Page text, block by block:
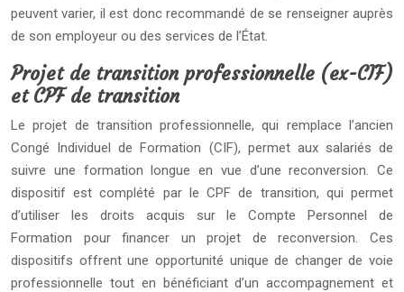
peuvent varier, il est donc recommandé de se renseigner auprès
de son employeur ou des services de l’État.
Projet de transition professionnelle (ex-CIF)
et CPF de transition
Le projet de transition professionnelle, qui remplace l’ancien
Congé Individuel de Formation (CIF), permet aux salariés de
suivre une formation longue en vue d’une reconversion. Ce
dispositif est complété par le CPF de transition, qui permet
d’utiliser les droits acquis sur le Compte Personnel de
Formation pour financer un projet de reconversion. Ces
dispositifs offrent une opportunité unique de changer de voie
professionnelle tout en bénéficiant d’un accompagnement et